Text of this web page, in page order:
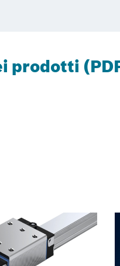
prodotti